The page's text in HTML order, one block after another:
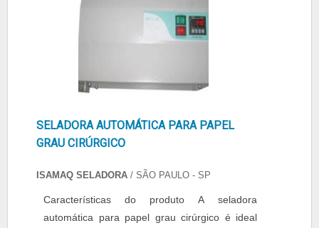
SELADORA AUTOMÁTICA PARA PAPEL
GRAU CIRÚRGICO
ISAMAQ SELADORA / SÃO PAULO - SP
Características do produto A seladora
automática para papel grau cirúrgico é ideal